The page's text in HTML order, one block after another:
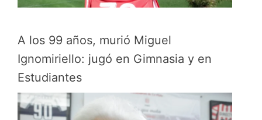
A los 99 años, murió Miguel
Ignomiriello: jugó en Gimnasia y en
Estudiantes